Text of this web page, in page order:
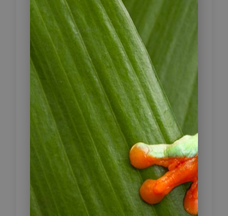
Zwei längere Fahrtage liegen vor
Ihnen, die Sie durch unwirkliche
Natur führt. Sie fahren durch die
Pampa, eine trockene Wüste in
1.000 bis 1.200 m Höhe. Zahlreiche
tiefe Canyons unterbrechen diese
hohe, breite Fläche. Später kommen
Sie in die Region von Iquique, wo
der Salpeter-Boom des 19.
Jahrhunderts seine Spuren
hinterlassen hat. Iquique verfügt über
lange, weiße Sandstrände. Machen
Sie einen ausgedehnten
Spaziergang. An der Promenade
gibt es zahlreiche Restaurants.